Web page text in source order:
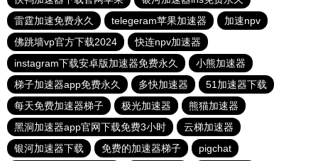
雷霆加速免费永久
telegeram苹果加速器
加速npv
佛跳墙vp官方下载2024
快连npv加速器
instagram下载安卓版加速器免费永久
小熊加速器
梯子加速器app免费永久
多快加速器
51加速器下载
每天免费加速器梯子
极光加速器
熊猫加速器
黑洞加速器app官网下载免费3小时
云梯加速器
银河加速器下载
免费的加速器梯子 pigchat